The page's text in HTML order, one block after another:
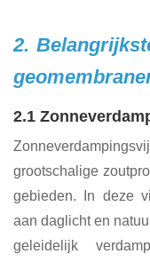
2.
2.1
grootschalige
gebieden. In deze
aan daglicht en
geleidelijk